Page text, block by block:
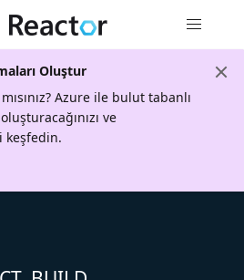
Oluştur
Azure ile bulut tabanlı
ve
keşfedin.